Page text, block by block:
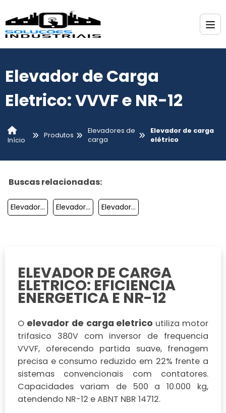
Elevador de Carga
Eletrico: VVVF e NR-12
Início
Produtos
Elevadores de
carga
Elevador de carga
elétrico
Buscas relacionadas:
Elevador Monta Pratos Elevador De Carga Sp Elevador De Carga Industrial Preço
ELEVADOR DE CARGA
ELETRICO: EFICIENCIA
ENERGETICA E NR-12
O elevador de carga eletrico utiliza motor
trifasico 380V com inversor de frequencia
VVVF, oferecendo partida suave, frenagem
precisa e consumo reduzido em 22% frente a
sistemas convencionais com contatores.
Capacidades variam de 500 a 10.000 kg,
atendendo NR-12 e ABNT NBR 14712.